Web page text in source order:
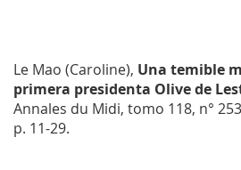
Le Mao (Caroline), Una temible
primera presidenta Olive de
Annales du Midi, tomo 118, n°
p. 11-29.